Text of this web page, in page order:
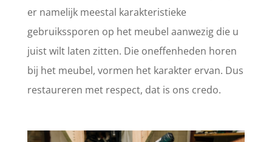
er namelijk meestal karakteristieke
gebruikssporen op het meubel aanwezig die u
juist wilt laten zitten. Die oneffenheden horen
bij het meubel, vormen het karakter ervan. Dus
restaureren met respect, dat is ons credo.